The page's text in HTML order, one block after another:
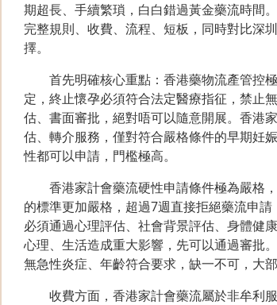
期超長、手續繁瑣，白白錯過黃金藥流時間
完整規則、收費、流程、短板，同時對比深
擇。
首先明確核心重點：香港藥物流產管控
定，終止懷孕必須符合法定醫療指征，禁止
估、書面審批，絕對唔可以隨意開展。香港
估、轉介服務，僅對符合嚴格條件的早期妊
性都可以申請，門檻極高。
香港家計會藥流硬性申請條件極為嚴格
的標準更加嚴格，超過7週直接拒絕藥流申
必須通過心理評估、社會背景評估、身體健
心理、生活造成重大影響，先可以通過審批
無急性炎症、年齡符合要求，缺一不可，大
收費方面，香港家計會藥流屬於非牟利